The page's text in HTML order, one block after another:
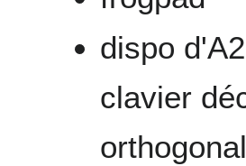
dispo
clavier